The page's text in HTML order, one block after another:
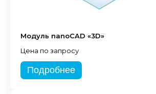
Модуль nanoCAD «3D»
Цена по запросу
Подробнее